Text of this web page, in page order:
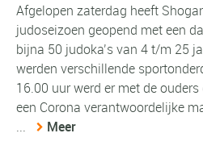
Afgelopen zaterdag heeft
judoseizoen geopend met een
bijna 50 judoka’s van 4 t/m 25
werden verschillende
16.00 uur werd er met de
een Corona verantwoordelijke
...
Meer